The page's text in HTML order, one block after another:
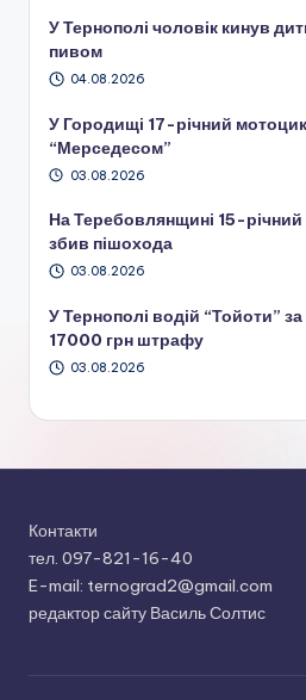
У Тернополі чоловік кинув
пивом
04.08.2026
У Городищі 17-річний
“Мерседесом”
03.08.2026
На Теребовлянщині 15-
збив пішохода
03.08.2026
У Тернополі водій “Тойоти”
17000 грн штрафу
03.08.2026
Контакти
тел. 097-821-16-40
E-mail: ternograd2@gmail.com
редактор сайту Василь Солтис